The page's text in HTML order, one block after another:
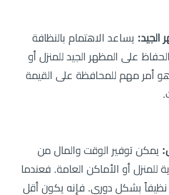
الجيد: يساعد الاهتمام بالنظافة
على المظهر الجيد للمنزل أو
أمر مهم للمحافظة على القيمة
يمكن توفير الوقت والمال من
للمنزل أو الأماكن العامة. فعندما
نظيفاً بشكل دوري. فإنه يكون أقل